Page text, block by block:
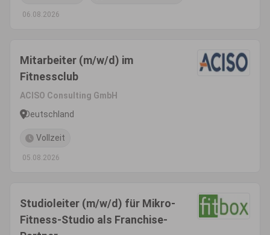
06.08.2026
Mitarbeiter (m/w/d) im
Fitnessclub
ACISO Consulting GmbH
Deutschland
Vollzeit
05.08.2026
Studioleiter (m/w/d) für Mikro-
Fitness-Studio als Franchise-